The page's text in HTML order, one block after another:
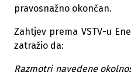
pravosnažno okončan.
Zahtjev prema VSTV-u
zatražio da:
Razmotri navedene